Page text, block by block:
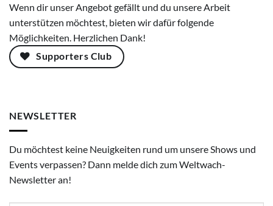
Wenn dir unser Angebot gefällt und du unsere Arbeit
unterstützen möchtest, bieten wir dafür folgende
Möglichkeiten. Herzlichen Dank!
Supporters Club
NEWSLETTER
Du möchtest keine Neuigkeiten rund um unsere Shows und
Events verpassen? Dann melde dich zum Weltwach-
Newsletter an!